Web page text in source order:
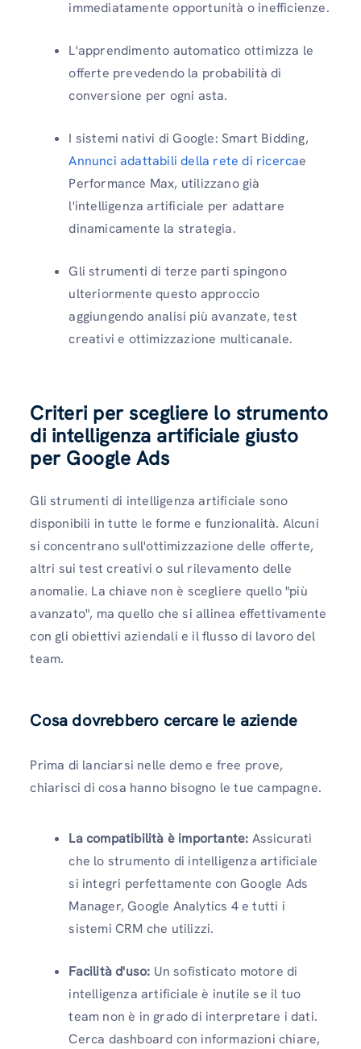
immediatamente opportunità o inefficienze.
L'apprendimento automatico ottimizza le
offerte prevedendo la probabilità di
conversione per ogni asta.
I sistemi nativi di Google: Smart Bidding,
Annunci adattabili della rete di ricercae
Performance Max, utilizzano già
l'intelligenza artificiale per adattare
dinamicamente la strategia.
Gli strumenti di terze parti spingono
ulteriormente questo approccio
aggiungendo analisi più avanzate, test
creativi e ottimizzazione multicanale.
Criteri per scegliere lo strumento
di intelligenza artificiale giusto
per Google Ads
Gli strumenti di intelligenza artificiale sono
disponibili in tutte le forme e funzionalità. Alcuni
si concentrano sull'ottimizzazione delle offerte,
altri sui test creativi o sul rilevamento delle
anomalie. La chiave non è scegliere quello "più
avanzato", ma quello che si allinea effettivamente
con gli obiettivi aziendali e il flusso di lavoro del
team.
Cosa dovrebbero cercare le aziende
Prima di lanciarsi nelle demo e free prove,
chiarisci di cosa hanno bisogno le tue campagne.
La compatibilità è importante: Assicurati
che lo strumento di intelligenza artificiale
si integri perfettamente con Google Ads
Manager, Google Analytics 4 e tutti i
sistemi CRM che utilizzi.
Facilità d'uso: Un sofisticato motore di
intelligenza artificiale è inutile se il tuo
team non è in grado di interpretare i dati.
Cerca dashboard con informazioni chiare,